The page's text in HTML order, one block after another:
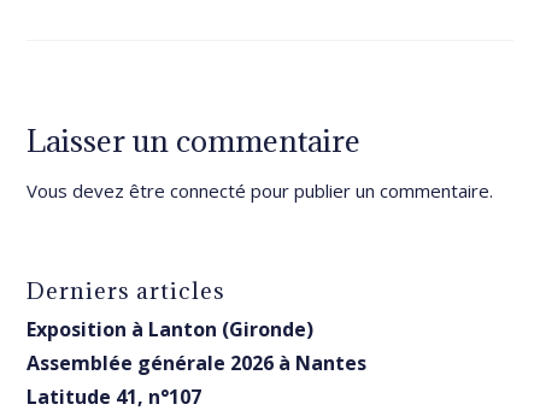
Laisser un commentaire
Vous devez êtreconnecté pour publier un commentaire.
Derniers articles
Exposition à Lanton (Gironde)
Assemblée générale 2026 à Nantes
Latitude 41, n°107